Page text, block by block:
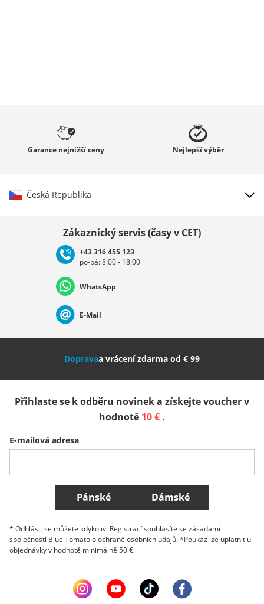
Garance nejnižší ceny Nejlepšívýběr
Česká Republika
Deutschland Österreich
Nederland Italia (Italiano) Italien (Deutsch)
Slovenija
Belgique (Français) Danmark Norge
Všechny země
Zákaznický servis (časy v CET)
+43 316 455 123
po-pá: 8:00 - 18:00
WhatsApp
E-Mail
Dopravaa vrácení zdarma od € 99
Přihlaste se k odběru novinek a získejte voucher v
hodnotě 10 € .
E-mailová adresa
Pánské Dámské
* Odhlásit se můžete kdykoliv. Registrací souhlasíte se zásadami
společnosti Blue Tomato o ochraně osobních údajů. *Poukaz lze uplatnit u
objednávky v hodnotě minimálně 50 €.